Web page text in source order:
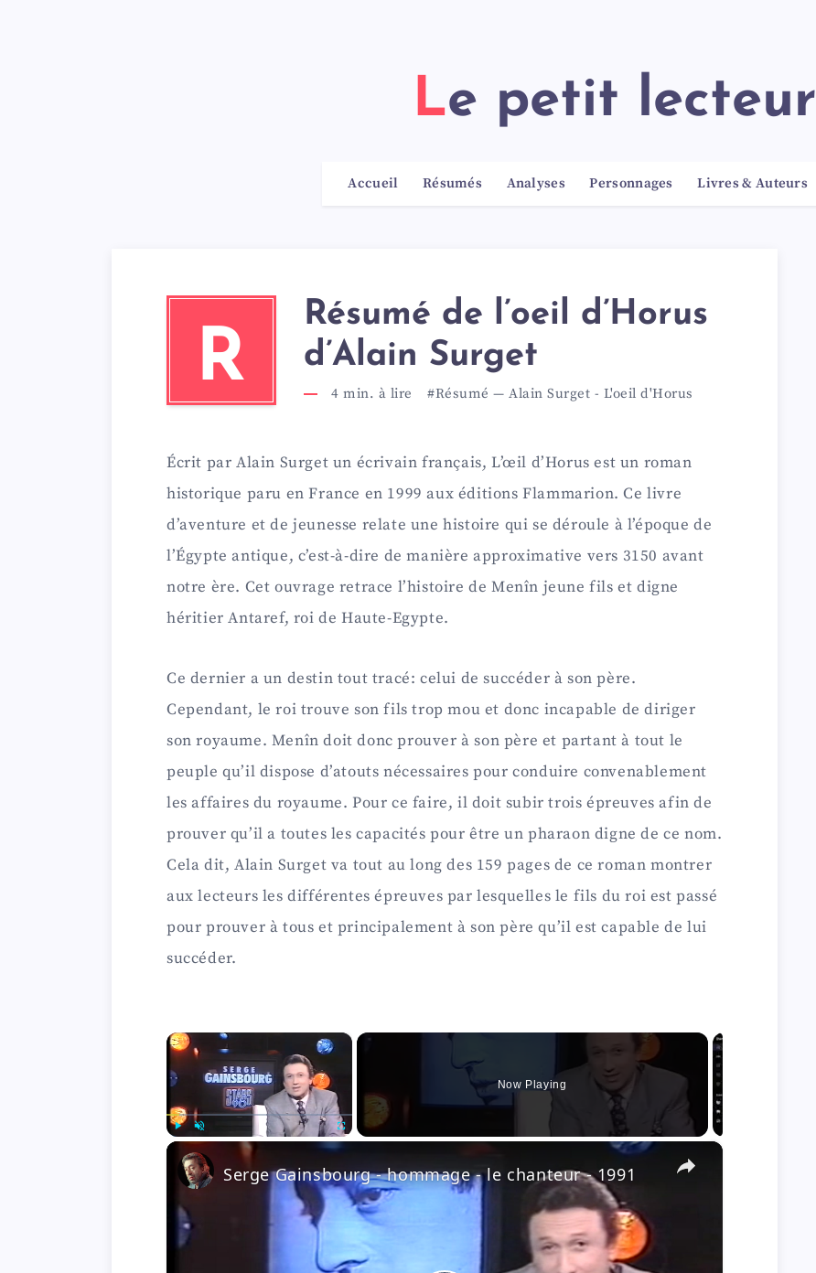
Le petit lecteur
Accueil Résumés Analyses Personnages Livres & Auteurs
R
Résumé de l’oeil d’Horus
d’Alain Surget
4 min. à lire #Résumé — Alain Surget - L'oeil d'Horus
Écrit par Alain Surget un écrivain français, L’œil d’Horus est un roman
historique paru en France en 1999 aux éditions Flammarion. Ce livre
d’aventure et de jeunesse relate une histoire qui se déroule à l’époque de
l’Égypte antique, c’est-à-dire de manière approximative vers 3150 avant
notre ère. Cet ouvrage retrace l’histoire de Menîn jeune fils et digne
héritier Antaref, roi de Haute-Egypte.
Ce dernier a un destin tout tracé: celui de succéder à son père.
Cependant, le roi trouve son fils trop mou et donc incapable de diriger
son royaume. Menîn doit donc prouver à son père et partant à tout le
peuple qu’il dispose d’atouts nécessaires pour conduire convenablement
les affaires du royaume. Pour ce faire, il doit subir trois épreuves afin de
prouver qu’il a toutes les capacités pour être un pharaon digne de ce nom.
Cela dit, Alain Surget va tout au long des 159 pages de ce roman montrer
aux lecteurs les différentes épreuves par lesquelles le fils du roi est passé
pour prouver à tous et principalement à son père qu’il est capable de lui
succéder.
×
Now Playing
×
Serge Gainsbourg - hommage - le chanteur - 1991